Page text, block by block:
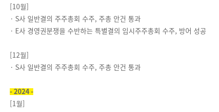
[10월]
· S사 일반결의 주주총회 수주, 주총 안건 통과
· E사 경영권분쟁을 수반하는 특별결의 임시주주총회 수주, 방어 성공
[12월]
· S사 일반결의 주주총회 수주, 주총 안건 통과
- 2024 -
[1월]